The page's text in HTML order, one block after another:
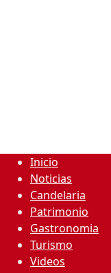
Inicio
Noticias
Candelaria
Patrimonio
Gastronomia
Turismo
Videos